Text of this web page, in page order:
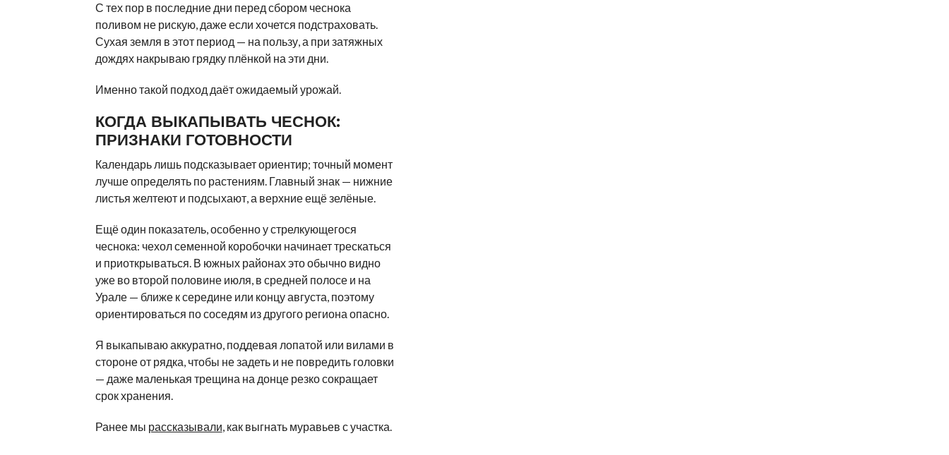
С тех пор в последние дни перед сбором чеснока
поливом не рискую, даже если хочется подстраховать.
Сухая земля в этот период — на пользу, а при затяжных
дождях накрываю грядку плёнкой на эти дни.
Именно такой подход даёт ожидаемый урожай.
КОГДА ВЫКАПЫВАТЬ ЧЕСНОК:
ПРИЗНАКИ ГОТОВНОСТИ
Календарь лишь подсказывает ориентир; точный момент
лучше определять по растениям. Главный знак — нижние
листья желтеют и подсыхают, а верхние ещё зелёные.
Ещё один показатель, особенно у стрелкующегося
чеснока: чехол семенной коробочки начинает трескаться
и приоткрываться. В южных районах это обычно видно
уже во второй половине июля, в средней полосе и на
Урале — ближе к середине или концу августа, поэтому
ориентироваться по соседям из другого региона опасно.
Я выкапываю аккуратно, поддевая лопатой или вилами в
стороне от рядка, чтобы не задеть и не повредить головки
— даже маленькая трещина на донце резко сокращает
срок хранения.
Ранее мы рассказывали, как выгнать муравьев с участка.